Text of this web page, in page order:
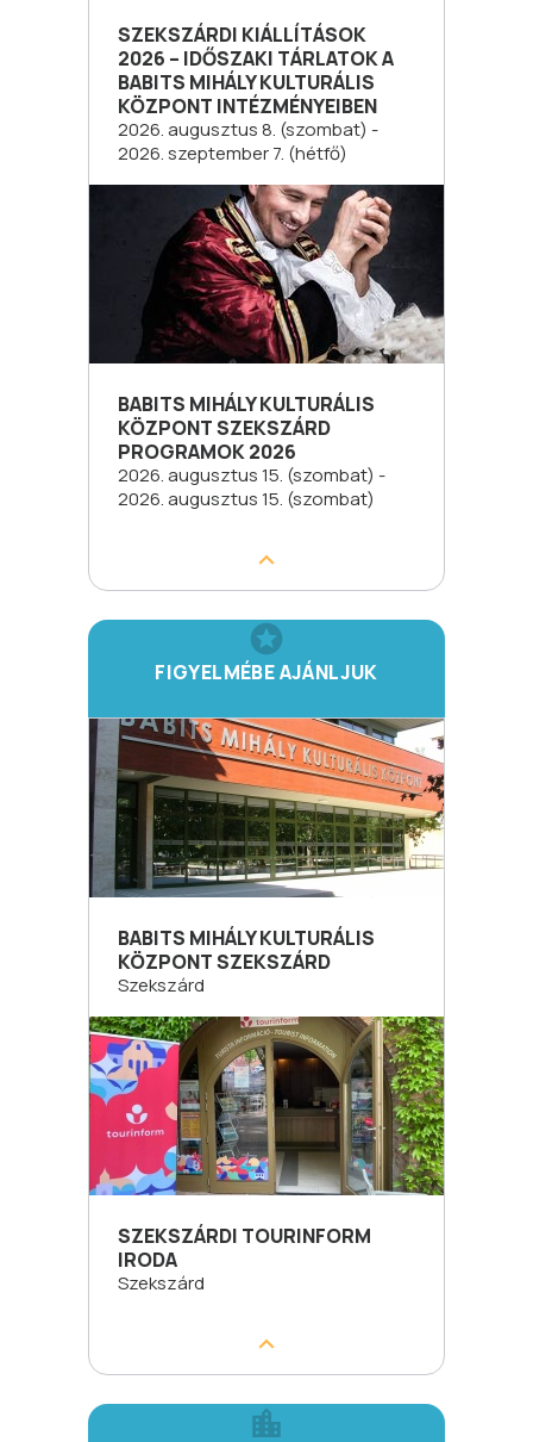
SZEKSZÁRDI KIÁLLÍTÁSOK
2026 – IDŐSZAKI TÁRLATOK A
BABITS MIHÁLY KULTURÁLIS
KÖZPONT INTÉZMÉNYEIBEN
2026. augusztus 8. (szombat) -
2026. szeptember 7. (hétfő)
BABITS MIHÁLY KULTURÁLIS
KÖZPONT SZEKSZÁRD
PROGRAMOK 2026
2026. augusztus 15. (szombat) -
2026. augusztus 15. (szombat)
FIGYELMÉBE AJÁNLJUK
BABITS MIHÁLY KULTURÁLIS
KÖZPONT SZEKSZÁRD
Szekszárd
SZEKSZÁRDI TOURINFORM
IRODA
Szekszárd